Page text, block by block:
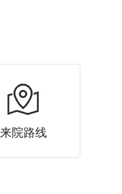
来院路线